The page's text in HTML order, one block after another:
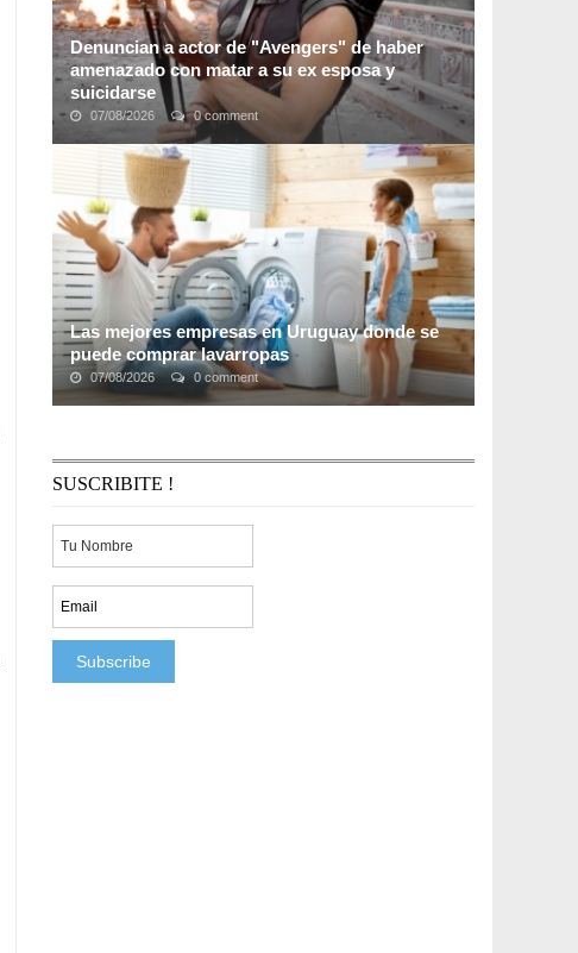
Denuncian a actor de "Avengers" de haber
amenazado con matar a su ex esposa y
suicidarse
07/08/2026 0 comment
Una sensible denuncia de violencia doméstica recae
Jeremy Renner, actor de la saga de
"Avengers" del UCM, en la que su ex esposa, Sonni
...
Las mejores empresas en Uruguay donde se
puede comprar lavarropas
07/08/2026 0 comment
Los lavarropas son electrodomésticos que tienden a
SUSCRIBITE !